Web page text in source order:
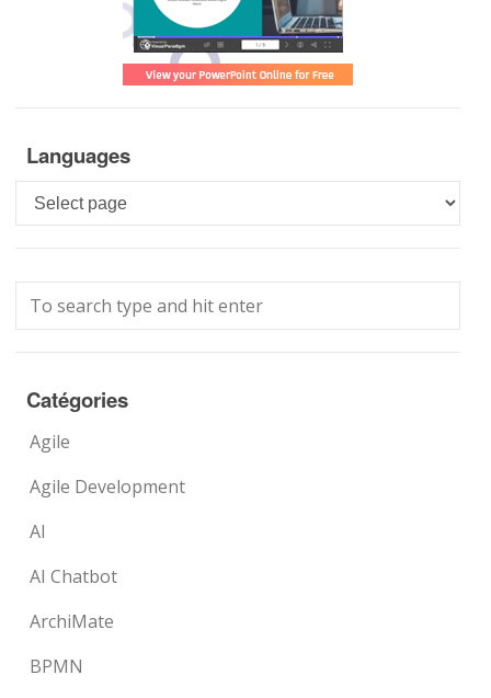
Languages
Languages
Catégories
Agile
Agile Development
AI
AI Chatbot
ArchiMate
BPMN